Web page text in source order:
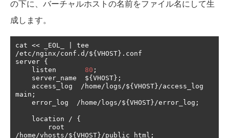
の下に、バーチャルホストの名前をファイル名にして生
成します。
cat << _EOL_
/etc/nginx/conf . d /${ VHOST }. conf
server {
    listen
80 ;
    server_name  $
{ VHOST };
    access_log
/ home/ logs/${ VHOST }/access_log
main ;
    error_log
/ home/ logs/${ VHOST }/error_log ;
    location
/
{
/ home/vhosts/${ VHOST }/public_html ;